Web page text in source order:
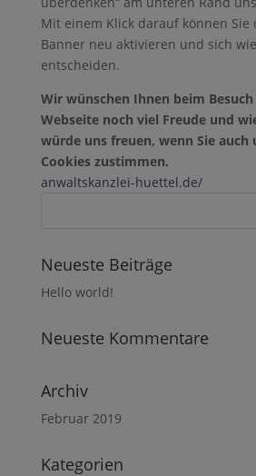
Mit einem Klick darauf können Sie
Banner neu aktivieren und sich
entscheiden.
Wir wünschen Ihnen beim
Webseite noch viel Freude und
würde uns freuen, wenn Sie auch
Cookies zustimmen.
anwaltskanzlei-huettel.de/
Neueste Beiträge
Hello world!
Neueste Kommentare
Archiv
Februar 2019
Kategorien